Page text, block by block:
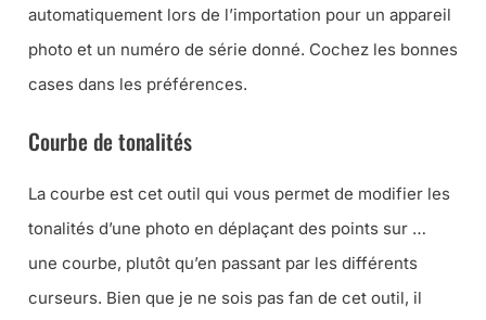
automatiquement lors de l’importation pour un appareil
photo et un numéro de série donné. Cochez les bonnes
cases dans les préférences.
Courbe de tonalités
La courbe est cet outil qui vous permet de modifier les
tonalités d’une photo en déplaçant des points sur …
une courbe, plutôt qu’en passant par les différents
curseurs. Bien que je ne sois pas fan de cet outil, il